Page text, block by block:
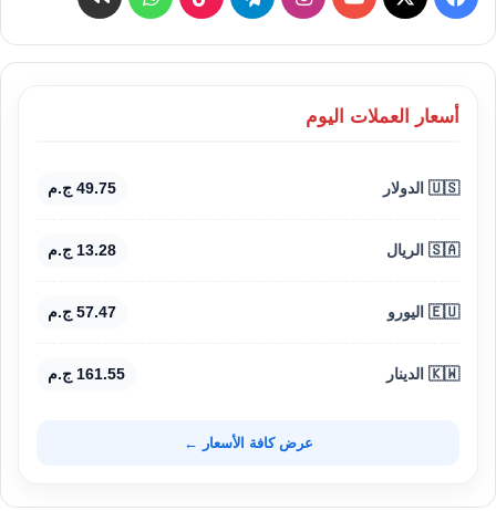
أسعار العملات اليوم
🇺🇸 الدولار 49.75 ج.م
🇸🇦 الريال 13.28 ج.م
🇪🇺 اليورو 57.47 ج.م
🇰🇼 الدينار 161.55 ج.م
عرض كافة الأسعار ←